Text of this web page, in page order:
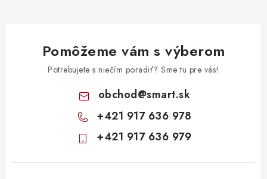
Pomôžeme vám s výberom
Potrebujete s niečím poradiť? Sme tu pre vás!
obchod@smart.sk
+421 917 636 978
+421 917 636 979